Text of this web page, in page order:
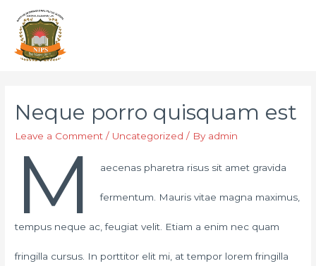
Neque porro quisquam est
Leave a Comment / Uncategorized / By admin
M aecenas pharetra risus sit amet gravida
fermentum. Mauris vitae magna maximus,
tempus neque ac, feugiat velit. Etiam a enim nec quam
fringilla cursus. In porttitor elit mi, at tempor lorem fringilla